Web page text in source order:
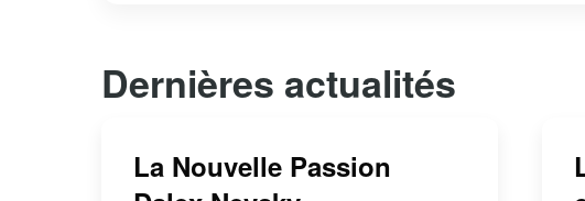
Dernières actualités
La Nouvelle Passion